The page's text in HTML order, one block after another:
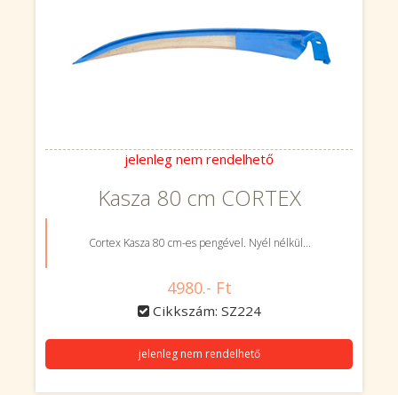
jelenleg nem rendelhető
Kasza 80 cm CORTEX
Cortex Kasza 80 cm-es pengével. Nyél nélkül...
4980.- Ft
Cikkszám: SZ224
jelenleg nem rendelhető